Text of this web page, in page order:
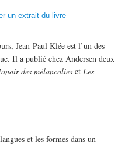
un extrait du livre
Jean-Paul Klée est l’un des
Il a publié chez Andersen deux
des mélancolies et Les
et les formes dans un